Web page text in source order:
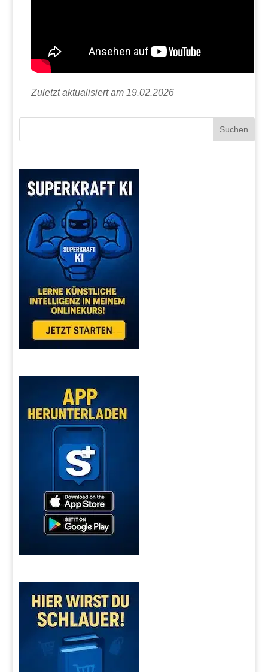
Zuletzt aktualisiert am 19.02.2026